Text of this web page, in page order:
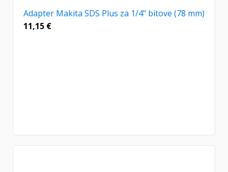
Adapter Makita SDS Plus za 1/4" bitove (78 mm)
11,15 €